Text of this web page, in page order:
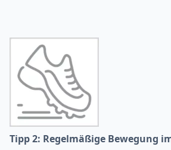
Tipp 2: Regelmäßige Bewegung